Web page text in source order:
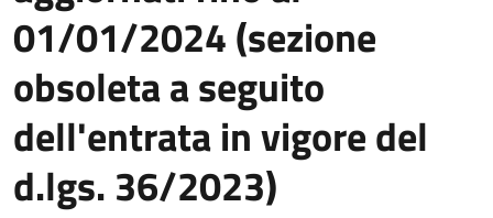
01/01/2024 (sezione
obsoleta a seguito
dell'entrata in vigore del
d.lgs. 36/2023)